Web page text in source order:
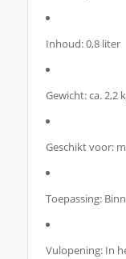
Inhoud: 0,8 liter
Gewicht: ca. 2,2
Geschikt voor:
Toepassing:
Vulopening: In